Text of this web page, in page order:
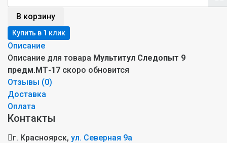
В корзину
Описание
Описание для товара Мультитул Следопыт 9
предм.МТ-17 скоро обновится
Отзывы (0)
Доставка
Оплата
Контакты
г. Красноярск, ул. Северная 9а